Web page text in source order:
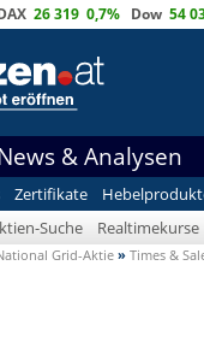
26 319 0,7% Dow 54
& Analysen
Zertifikate
Suche Realtimekurse
Grid-Aktie» Times &